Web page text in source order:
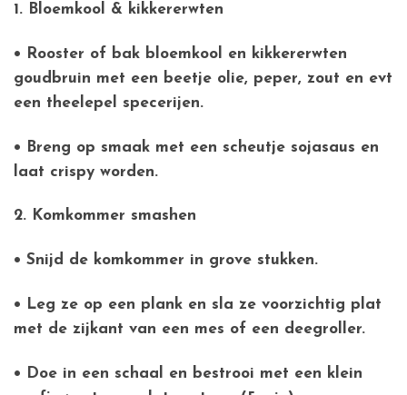
1. Bloemkool & kikkererwten
• Rooster of bak bloemkool en kikkererwten
goudbruin met een beetje olie, peper, zout en evt
een theelepel specerijen.
• Breng op smaak met een scheutje sojasaus en
laat crispy worden.
2. Komkommer smashen
• Snijd de komkommer in grove stukken.
• Leg ze op een plank en sla ze voorzichtig plat
met de zijkant van een mes of een deegroller.
• Doe in een schaal en bestrooi met een klein